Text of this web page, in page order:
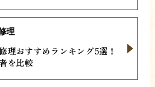
理おすすめランキング5選！
を比較
理